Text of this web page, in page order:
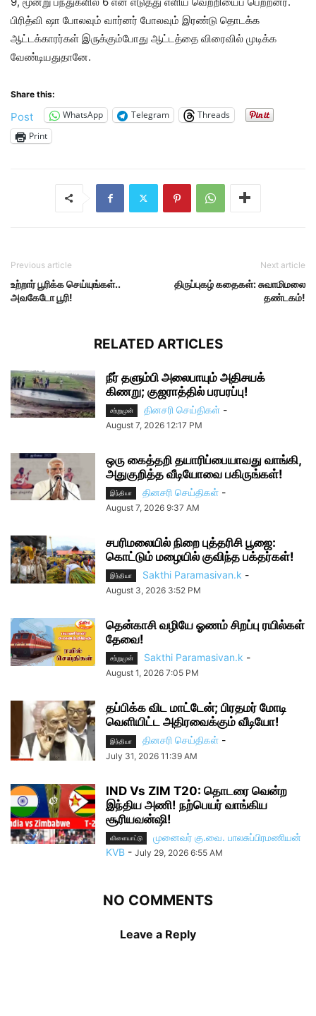
பிரித்வி ஷா போலவும் வார்னர் போலவும் இரண்டு தொடக்க
ஆட்டக்காரர்கள் இருக்கும்போது ஆட்டத்தை விரைவில் முடிக்க
வேண்டியதுதானே.
Share this:
Post WhatsApp Telegram
Threads
Print
Previous article
உற்றார் பூரிக்க செய்யுங்கள்..
அவகேடோ பூரி!
Next article
திருப்புகழ் கதைகள்: சுவாமிமலை
தண்டகம்!
RELATED ARTICLES
நீர் தளும்பி அலைபாயும் அதிசயக்
கிணறு; குஜராத்தில் பரபரப்பு!
சற்றுமுன் தினசரி செய்திகள் -
August 7, 2026 12:17 PM
ஒரு கைத்தறி தயாரிப்பையாவது வாங்கி,
அதுகுறித்த வீடியோவை பகிருங்கள்!
இந்தியா தினசரி செய்திகள் -
August 7, 2026 9:37 AM
சபரிமலையில் நிறை புத்தரிசி பூஜை:
கொட்டும் மழையில் குவிந்த பக்தர்கள்!
இந்தியா Sakthi Paramasivan.k -
August 3, 2026 3:52 PM
தென்காசி வழியே ஓணம் சிறப்பு ரயில்கள்
தேவை!
சற்றுமுன் Sakthi Paramasivan.k -
August 1, 2026 7:05 PM
தப்பிக்க விட மாட்டேன்; பிரதமர் மோடி
வெளியிட்ட அதிரவைக்கும் வீடியோ!
இந்தியா தினசரி செய்திகள் -
July 31, 2026 11:39 AM
IND Vs ZIM T20: தொடரை வென்ற
இந்திய அணி! நற்பெயர் வாங்கிய
சூரியவன்ஷி!
விளையாட்டு
முனைவர் கு.வை. பாலசுப்பிரமணியன்
KVB - July 29, 2026 6:55 AM
NO COMMENTS
Leave a Reply